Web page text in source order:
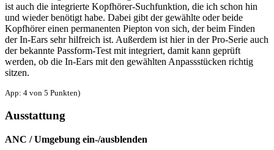
ist auch die integrierte Kopfhörer-Suchfunktion, die ich schon hin
und wieder benötigt habe. Dabei gibt der gewählte oder beide
Kopfhörer einen permanenten Piepton von sich, der beim Finden
der In-Ears sehr hilfreich ist. Außerdem ist hier in der Pro-Serie auch
der bekannte Passform-Test mit integriert, damit kann geprüft
werden, ob die In-Ears mit den gewählten Anpassstücken richtig
sitzen.
App: 4 von 5 Punkten)
Ausstattung
ANC / Umgebung ein-/ausblenden